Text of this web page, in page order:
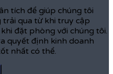
tích để giúp chúng tôi
qua từ khi truy cập
đặt phòng với chúng tôi.
quyết định kinh doanh
nhất có thể.